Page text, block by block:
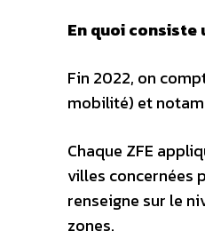
En quoi consiste
Fin 2022, on
mobilité) et
Chaque ZFE
villes concernées
renseigne sur le
zones.